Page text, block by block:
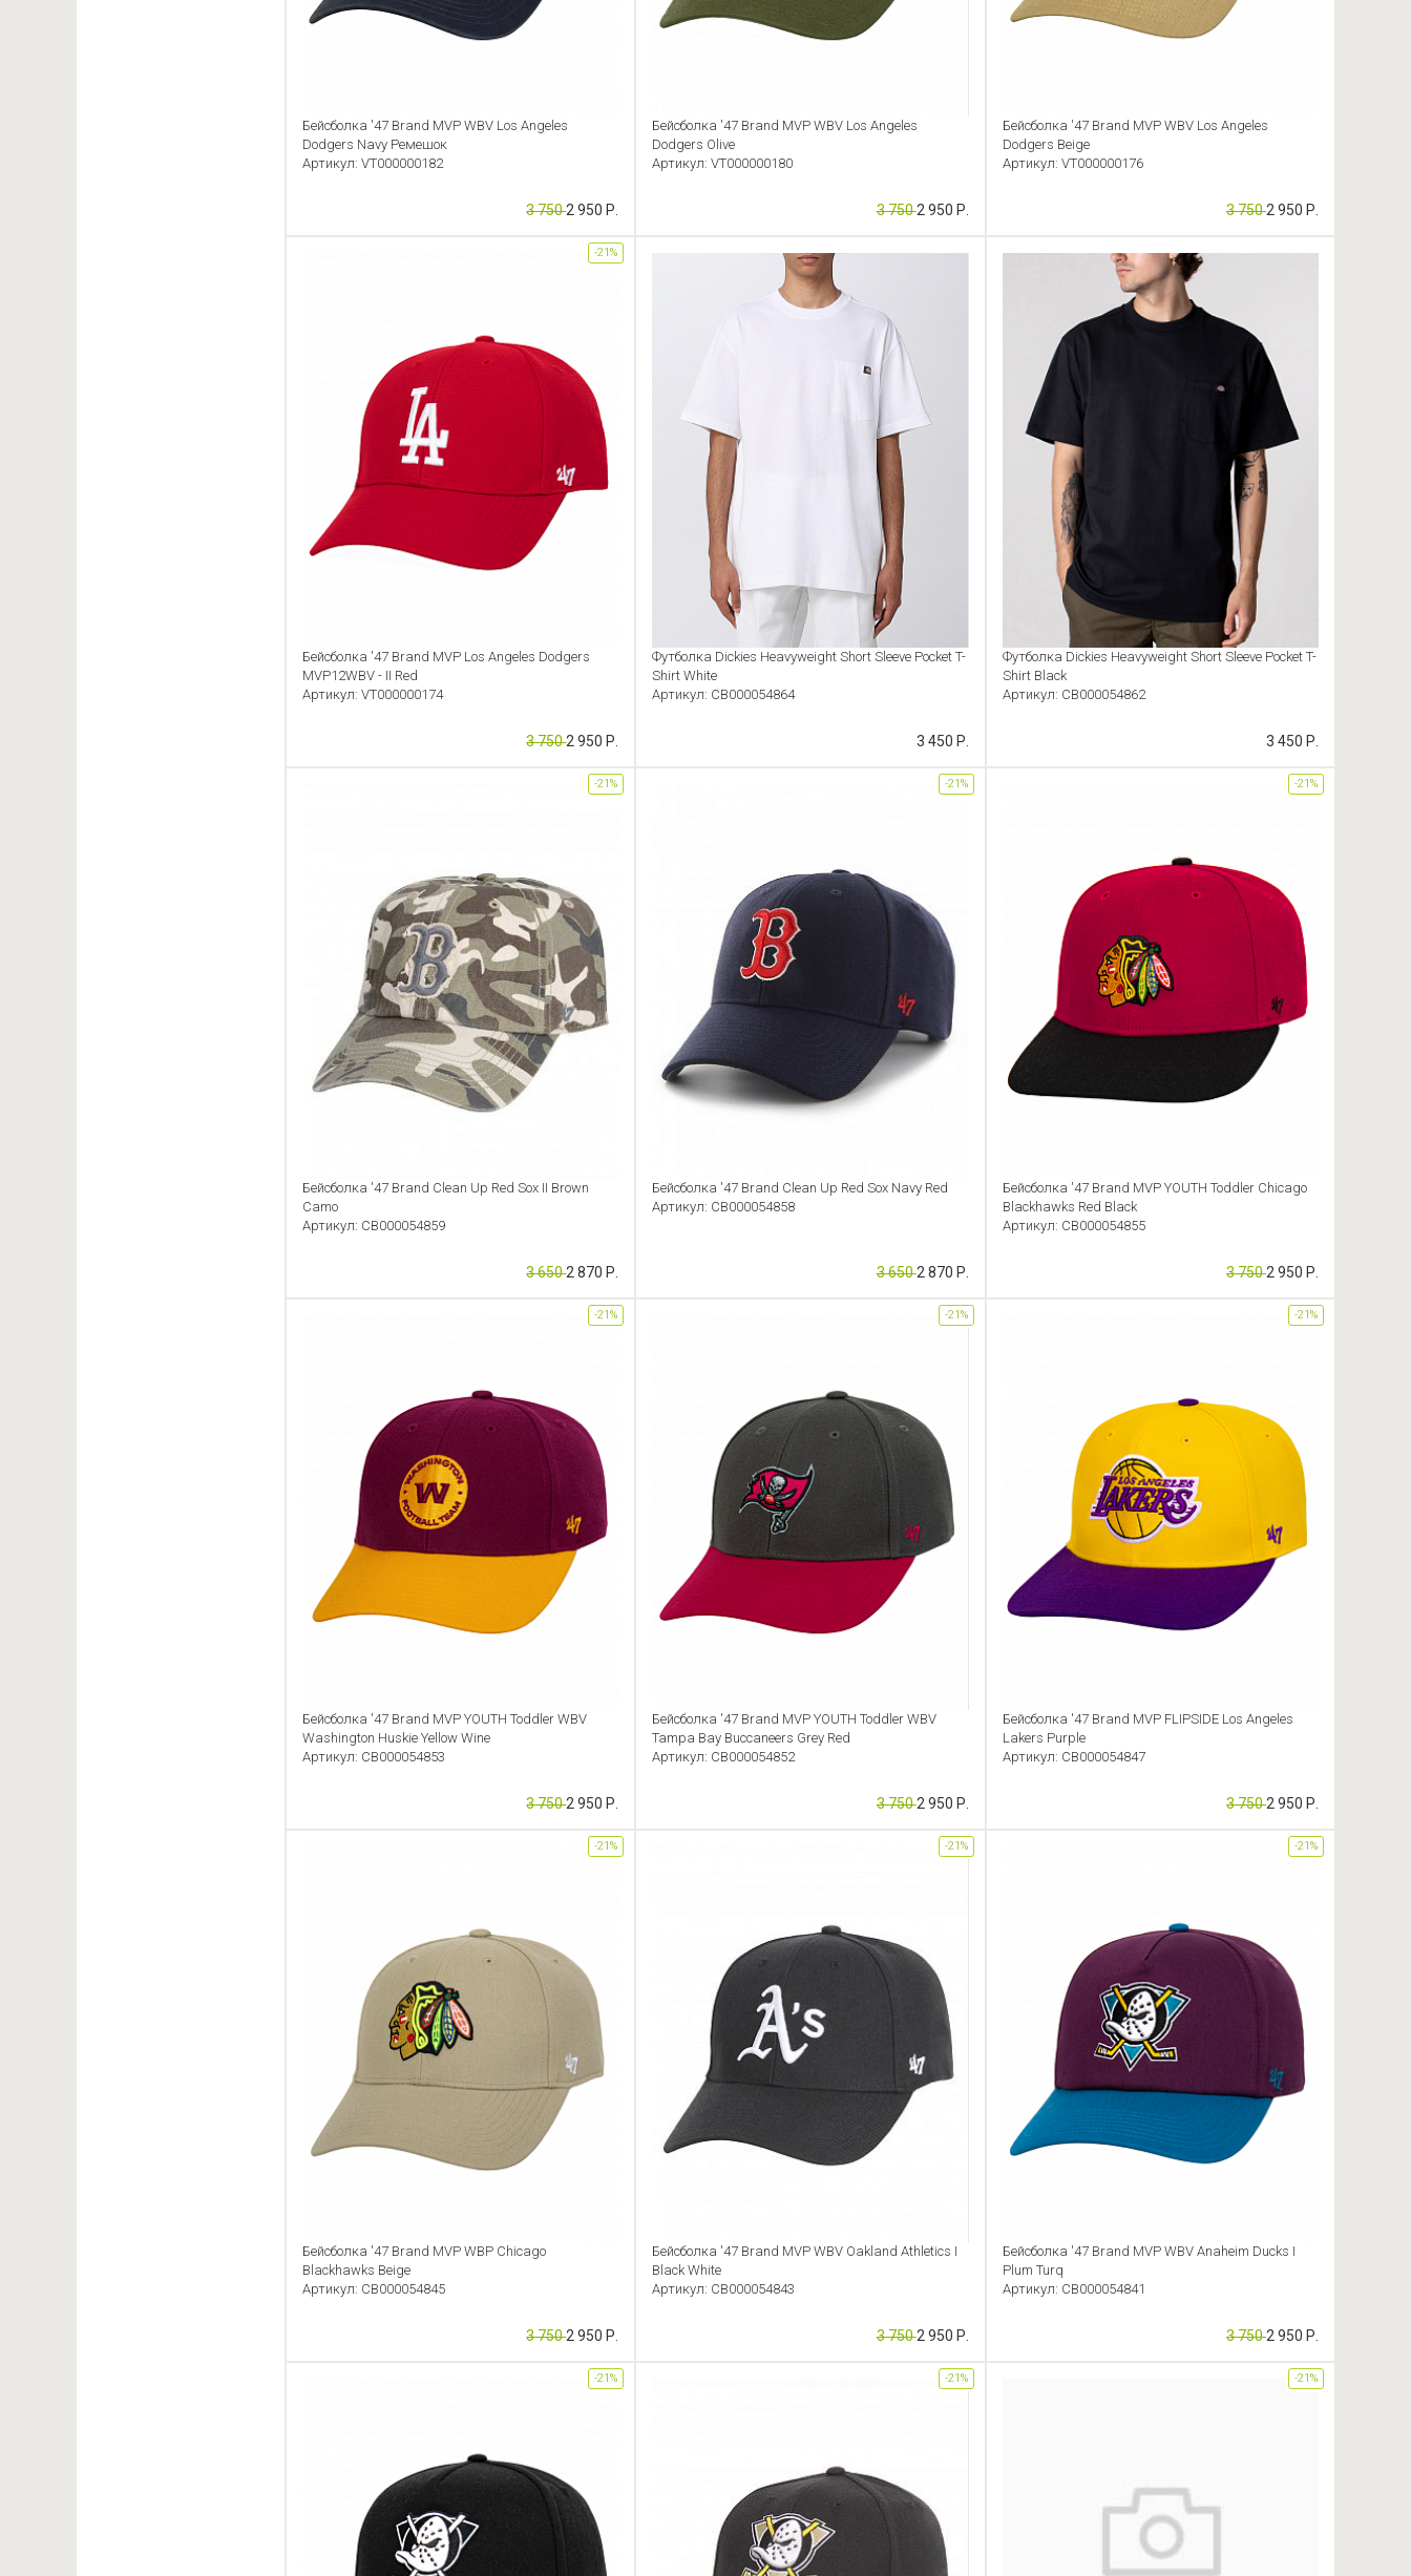
Бейсболка '47 Brand MVP WBV Los Angeles
Dodgers Navy Ремешок
Артикул: VT000000182
3 7502 950 Р.
Бейсболка '47 Brand MVP WBV Los Angeles
Dodgers Olive
Артикул: VT000000180
3 7502 950 Р.
Бейсболка '47 Brand MVP WBV Los Angeles
Dodgers Beige
Артикул: VT000000176
3 7502 950 Р.
Бейсболка '47 Brand MVP Los Angeles Dodgers
MVP12WBV - II Red
Артикул: VT000000174
3 7502 950 Р.
-21%
Футболка Dickies Heavyweight Short Sleeve Pocket T-
Shirt White
Артикул: CB000054864
3 450 Р.
Футболка Dickies Heavyweight Short Sleeve Pocket T-
Shirt Black
Артикул: CB000054862
3 450 Р.
Бейсболка '47 Brand Clean Up Red Sox II Brown
Camo
Артикул: CB000054859
3 6502 870 Р.
-21%
Бейсболка '47 Brand Clean Up Red Sox Navy Red
Артикул: CB000054858
3 6502 870 Р.
-21%
Бейсболка '47 Brand MVP YOUTH Toddler Chicago
Blackhawks Red Black
Артикул: CB000054855
3 7502 950 Р.
-21%
Бейсболка '47 Brand MVP YOUTH Toddler WBV
Washington Huskie Yellow Wine
Артикул: CB000054853
3 7502 950 Р.
-21%
Бейсболка '47 Brand MVP YOUTH Toddler WBV
Tampa Bay Buccaneers Grey Red
Артикул: CB000054852
3 7502 950 Р.
-21%
Бейсболка '47 Brand MVP FLIPSIDE Los Angeles
Lakers Purple
Артикул: CB000054847
3 7502 950 Р.
-21%
Бейсболка '47 Brand MVP WBP Chicago
Blackhawks Beige
Артикул: CB000054845
3 7502 950 Р.
-21%
Бейсболка '47 Brand MVP WBV Oakland Athletics I
Black White
Артикул: CB000054843
3 7502 950 Р.
-21%
Бейсболка '47 Brand MVP WBV Anaheim Ducks I
Plum Turq
Артикул: CB000054841
3 7502 950 Р.
-21%
-21% -21% -21%